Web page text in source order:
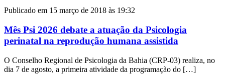
Publicado em 15 março de 2018 às 19:32
Mês Psi 2026 debate a atuação da Psicologia
perinatal na reprodução humana assistida
O Conselho Regional de Psicologia da Bahia (CRP-03) realiza, no
dia 7 de agosto, a primeira atividade da programação do […]